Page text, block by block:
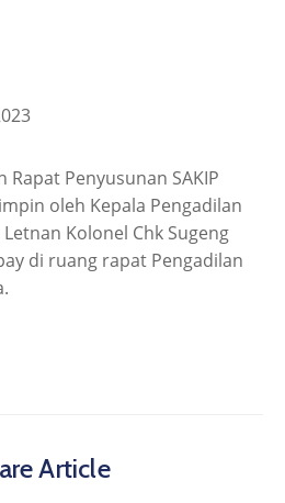
Rapat Penyusunan SAKIP
oleh Kepala Pengadilan
Kolonel Chk Sugeng
di ruang rapat Pengadilan
Article